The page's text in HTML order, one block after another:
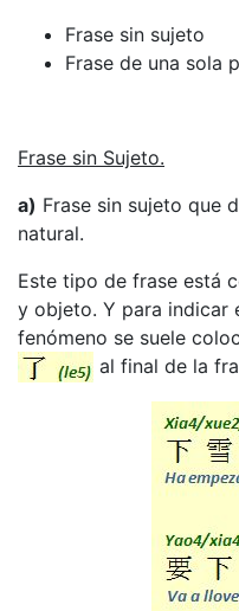
Frase sin sujeto
Frase de una sola
Frase sin Sujeto.
a) Frase sin sujeto que
natural.
Este tipo de frase está
y objeto. Y para indicar
fenómeno se suele
al final de la